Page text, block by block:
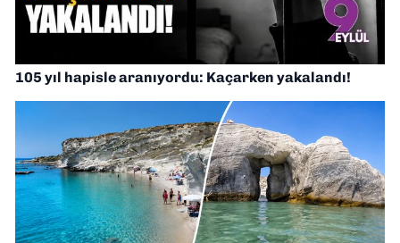
105 yıl hapisle aranıyordu: Kaçarken yakalandı!